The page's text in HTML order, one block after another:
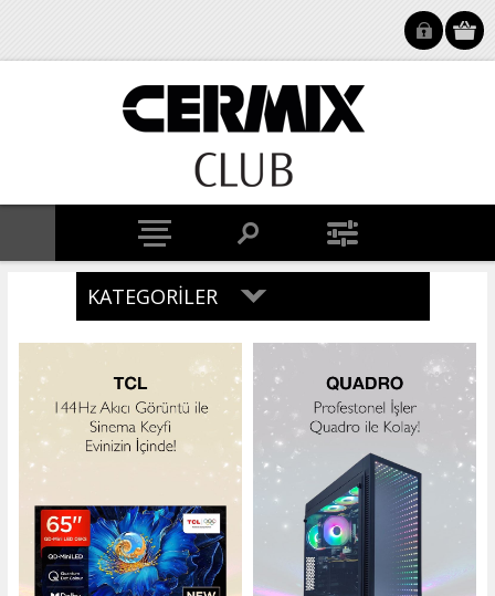
KATEGORILER